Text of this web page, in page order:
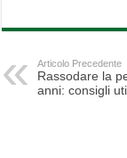
Articolo Precedente
Rassodare la
anni: consigli